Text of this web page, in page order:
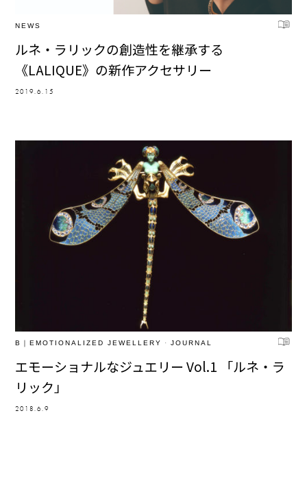
NEWS
ルネ・ラリックの創造性を継承する
《LALIQUE》の新作アクセサリー
2019.6.15
B｜EMOTIONALIZED JEWELLERY · JOURNAL
エモーショナルなジュエリー Vol.1 「ルネ・ラ
リック」
2018.6.9